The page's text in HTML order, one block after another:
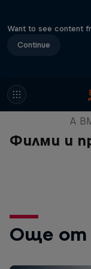
Want to see content
Continue
Филми и
A
Още от